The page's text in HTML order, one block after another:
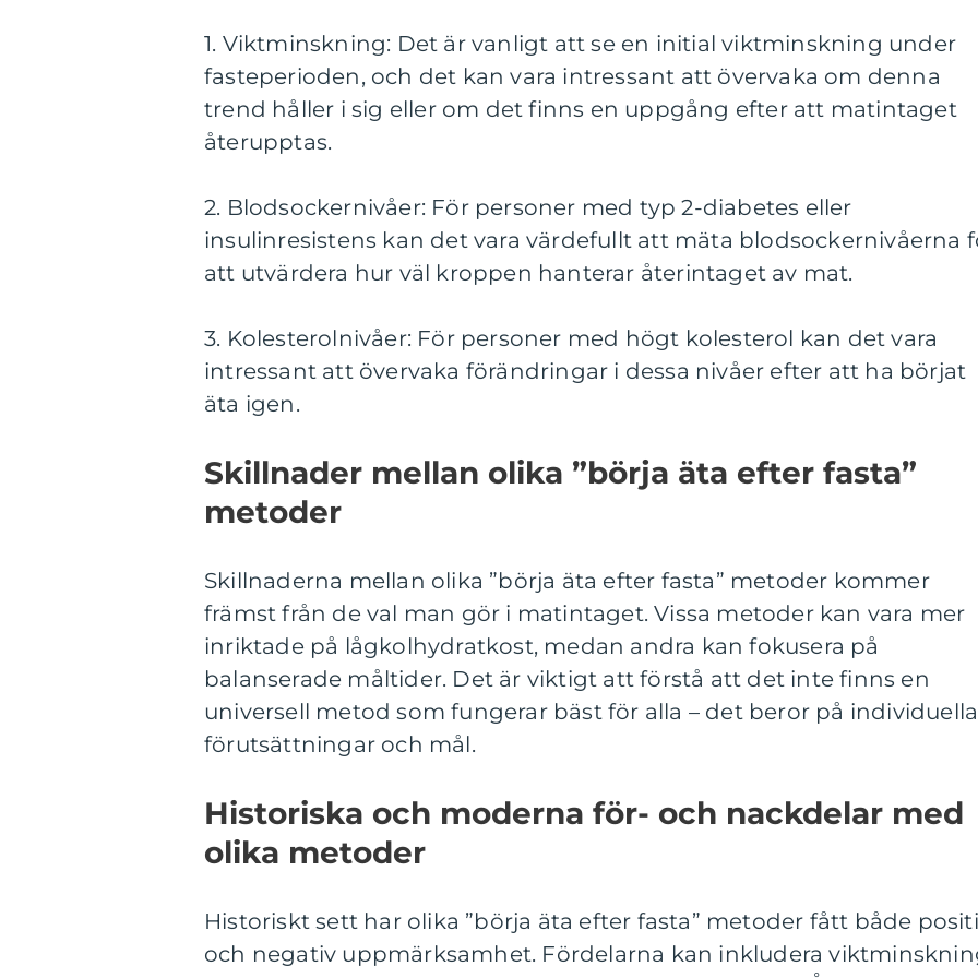
1. Viktminskning: Det är vanligt att se en initial viktminskning under
fasteperioden, och det kan vara intressant att övervaka om denna
trend håller i sig eller om det finns en uppgång efter att matintaget
återupptas.
2. Blodsockernivåer: För personer med typ 2-diabetes eller
insulinresistens kan det vara värdefullt att mäta blodsockernivåerna
att utvärdera hur väl kroppen hanterar återintaget av mat.
3. Kolesterolnivåer: För personer med högt kolesterol kan det vara
intressant att övervaka förändringar i dessa nivåer efter att ha börjat
äta igen.
Skillnader mellan olika ”börja äta efter fasta”
metoder
Skillnaderna mellan olika ”börja äta efter fasta” metoder kommer
främst från de val man gör i matintaget. Vissa metoder kan vara mer
inriktade på lågkolhydratkost, medan andra kan fokusera på
balanserade måltider. Det är viktigt att förstå att det inte finns en
universell metod som fungerar bäst för alla – det beror på individuella
förutsättningar och mål.
Historiska och moderna för- och nackdelar med
olika metoder
Historiskt sett har olika ”börja äta efter fasta” metoder fått både
och negativ uppmärksamhet. Fördelarna kan inkludera